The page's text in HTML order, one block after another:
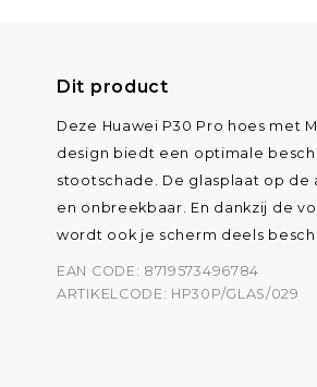
Dit product
Deze Huawei P30 Pro hoes met
design biedt een optimale
stootschade. De glasplaat op de
en onbreekbaar. En dankzij de
wordt ook je scherm deels
EAN CODE: 8719573496784
ARTIKELCODE: HP30P/GLAS/029